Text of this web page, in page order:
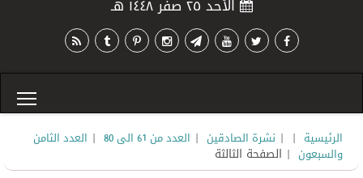
الأحد ٢٥ صفر ١٤٤٨ هـ
الرئيسية |
| نشرة الصادقين | العدد من 61 الى 80 | العدد الثامن
والسبعون | الصفحة الثالثة